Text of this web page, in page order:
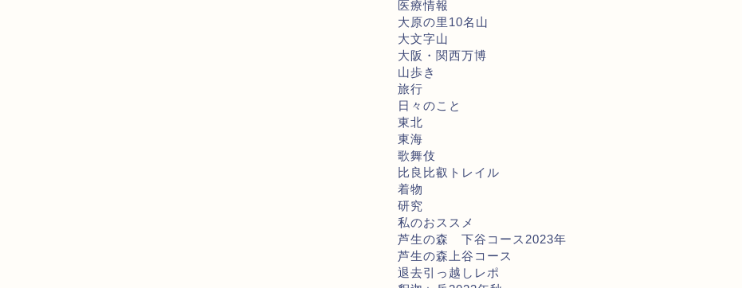
医療情報
大原の里10名山
大文字山
大阪・関西万博
山歩き
旅行
日々のこと
東北
東海
歌舞伎
比良比叡トレイル
着物
研究
私のおススメ
芦生の森 下谷コース2023年
芦生の森上谷コース
退去引っ越しレポ